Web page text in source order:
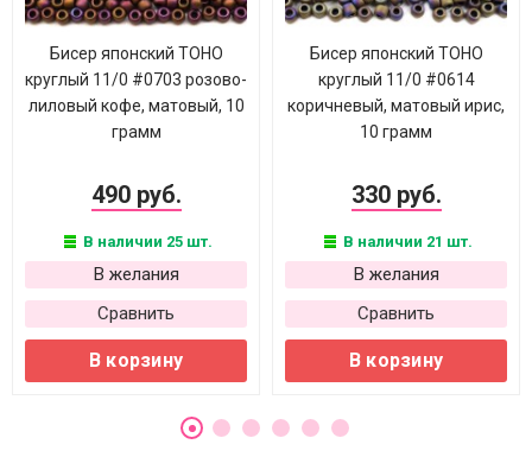
Бисер японский TOHO
круглый 11/0 #0703 розово-
лиловый кофе, матовый, 10
грамм
490 руб.
В наличии 25 шт.
В желания
Сравнить
В корзину
Бисер японский TOHO
круглый 11/0 #0614
коричневый, матовый ирис,
10 грамм
330 руб.
В наличии 21 шт.
В желания
Сравнить
В корзину